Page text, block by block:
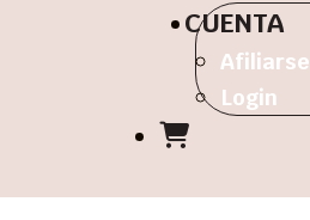
CUENTA
Afiliarse
Login